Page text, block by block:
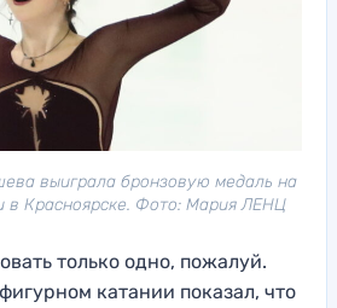
выиграла бронзовую медаль на
в Красноярске. Фото: Мария ЛЕНЦ
только одно, пожалуй.
катании показал, что